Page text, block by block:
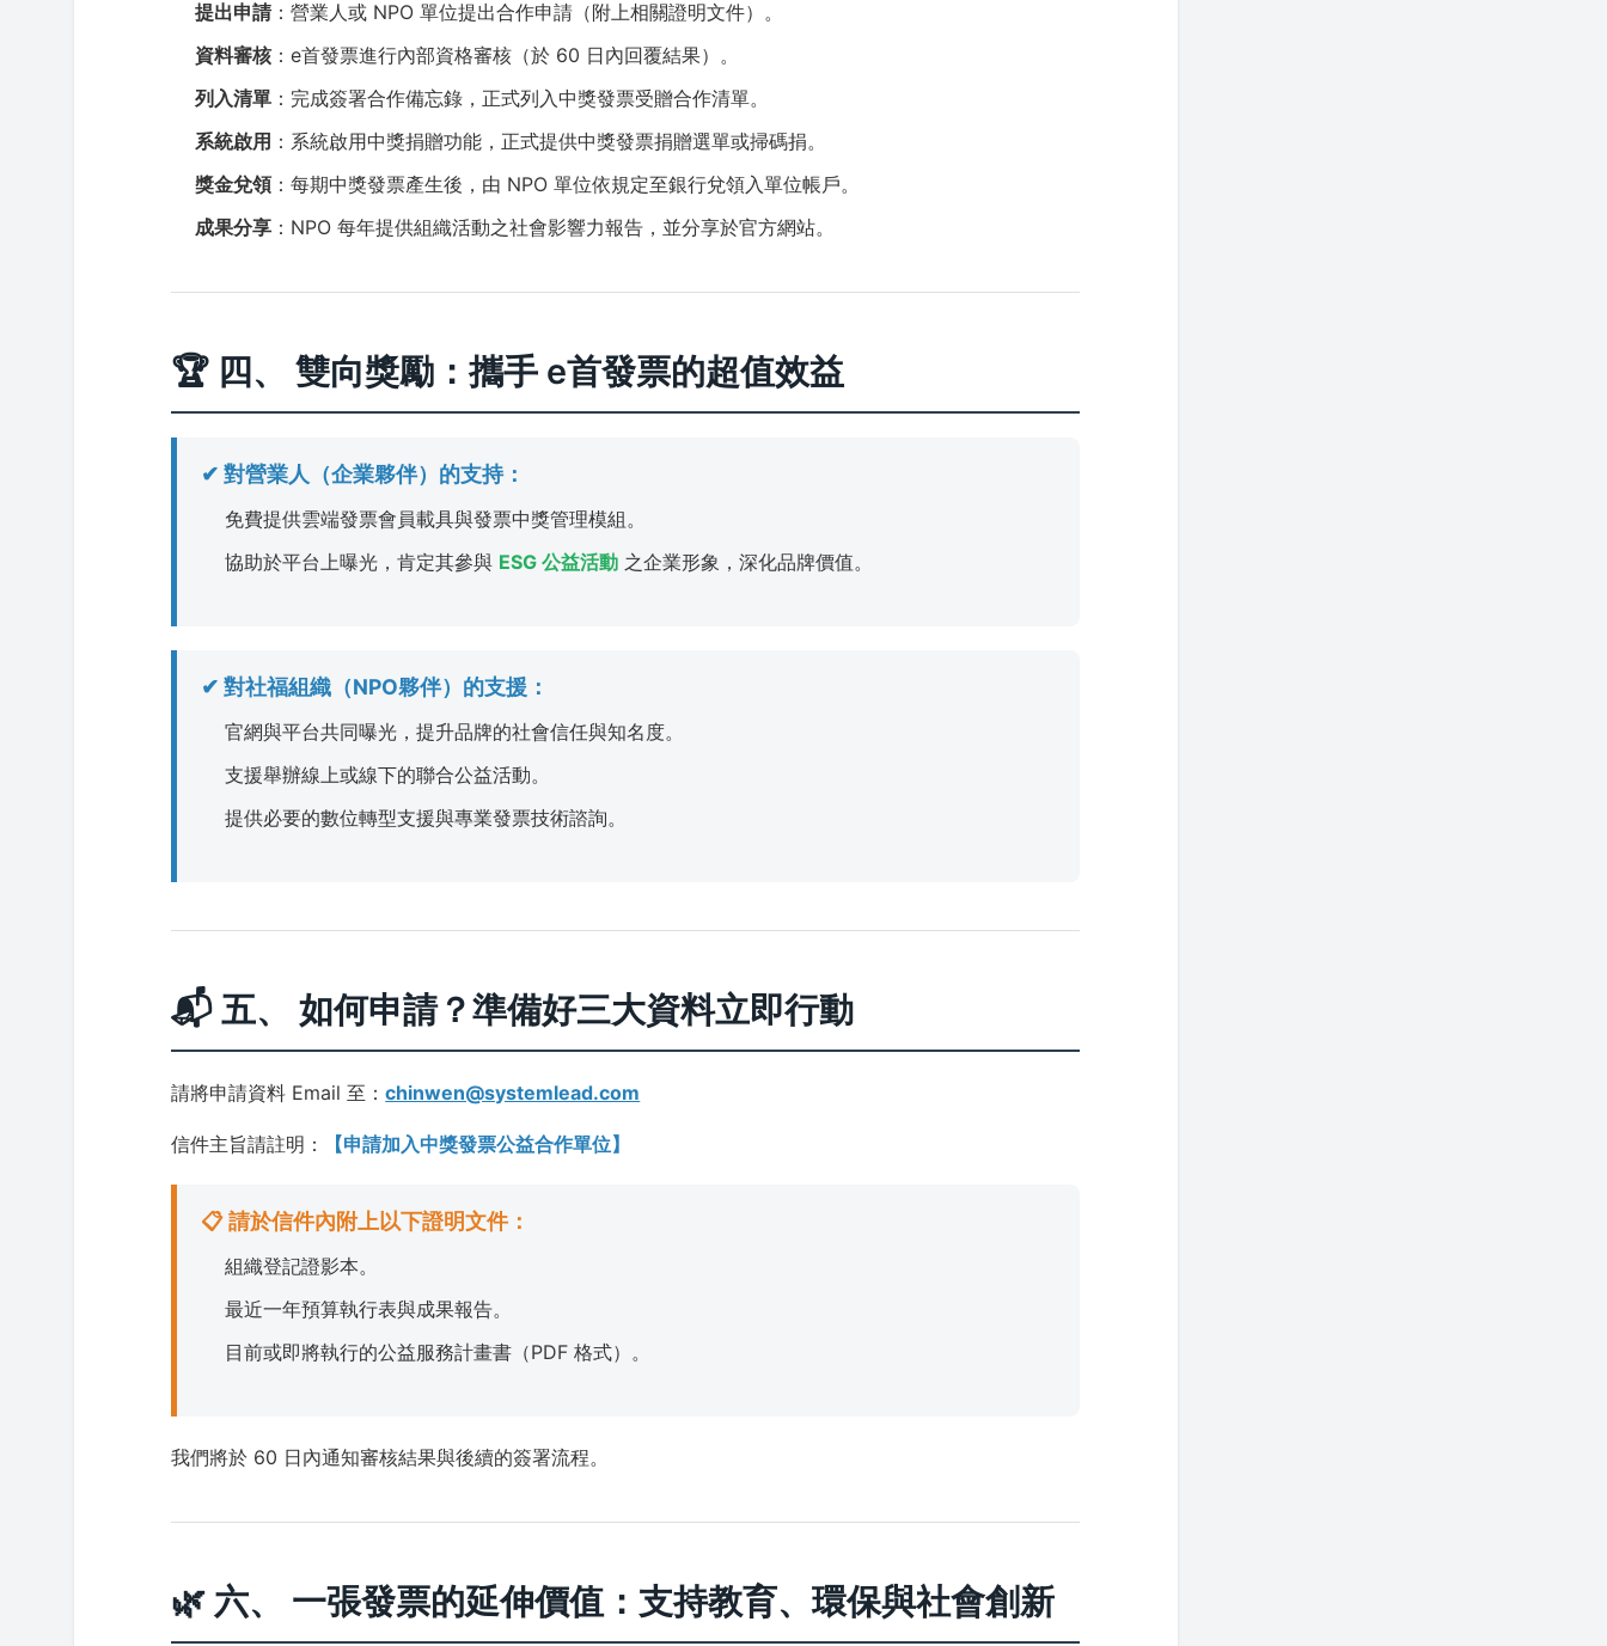
提出申請：營業人或 NPO 單位提出合作申請（附上相關證明文件）。
資料審核：e首發票進行內部資格審核（於 60 日內回覆結果）。
列入清單 ：完成簽署合作備忘錄，正式列入中獎發票受贈合作清單。
系統啟用 ：系統啟用中獎捐贈功能，正式提供中獎發票捐贈選單或掃碼捐。
獎金兌領：每期中獎發票產生後，由 NPO 單位依規定至銀行兌領入單位帳戶。
成果分享 ：NPO 每年提供組織活動之社會影響力報告，並分享於官方網站。
🏆 四、 雙向獎勵：攜手 e首發票的超值效益
✔ 對營業人（企業夥伴）的支持：
免費提供雲端發票會員載具與發票中獎管理模組。
協助於平台上曝光，肯定其參與 ESG 公益活動 之企業形象，深化品牌價值。
✔ 對社福組織（NPO夥伴）的支援：
官網與平台共同曝光，提升品牌的社會信任與知名度。
支援舉辦線上或線下的聯合公益活動。
提供必要的數位轉型支援與專業發票技術諮詢。
📬 五、 如何申請？準備好三大資料立即行動
請將申請資料 Email 至：chinwen@systemlead.com
信件主旨請註明： 【申請加入中獎發票公益合作單位】
📋 請於信件內附上以下證明文件：
組織登記證影本。
最近一年預算執行表與成果報告。
目前或即將執行的公益服務計畫書（PDF 格式）。
我們將於 60 日內通知審核結果與後續的簽署流程。
🌿 六、 一張發票的延伸價值：支持教育、環保與社會創新